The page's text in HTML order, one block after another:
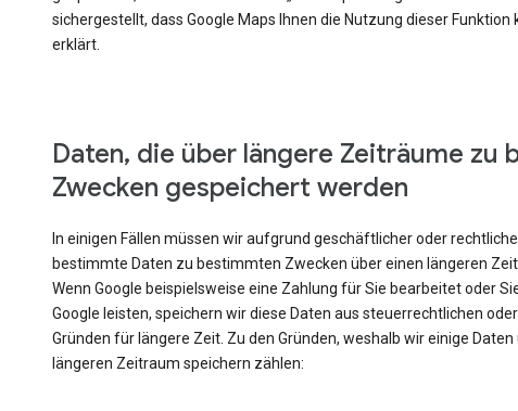
sichergestellt, dass Google Maps Ihnen die Nutzung dieser
erklärt.
Daten, die über längere Zeiträume zu
Zwecken gespeichert werden
In einigen Fällen müssen wir aufgrund geschäftlicher oder
bestimmte Daten zu bestimmten Zwecken über einen längeren
Wenn Google beispielsweise eine Zahlung für Sie bearbeitet oder
Google leisten, speichern wir diese Daten aus steuerrechtlichen
Gründen für längere Zeit. Zu den Gründen, weshalb wir einige Daten
längeren Zeitraum speichern zählen: